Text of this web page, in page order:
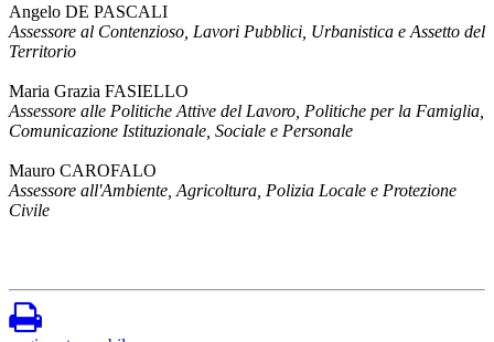
Angelo DE PASCALI
Assessore al Contenzioso, Lavori Pubblici, Urbanistica e Assetto del
Territorio
Maria Grazia FASIELLO
Assessore alle Politiche Attive del Lavoro, Politiche per la Famiglia,
Comunicazione Istituzionale, Sociale e Personale
Mauro CAROFALO
Assessore all'Ambiente, Agricoltura, Polizia Locale e Protezione
Civile